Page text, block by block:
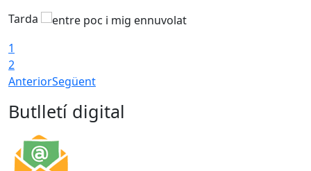
Tarda
1
2
AnteriorSegüent
Butlletí digital